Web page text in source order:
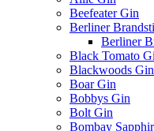
Beefeater Gin
Berliner
Berliner
Black Tomato
Blackwoods Gin
Boar Gin
Bobbys Gin
Bolt Gin
Bombay